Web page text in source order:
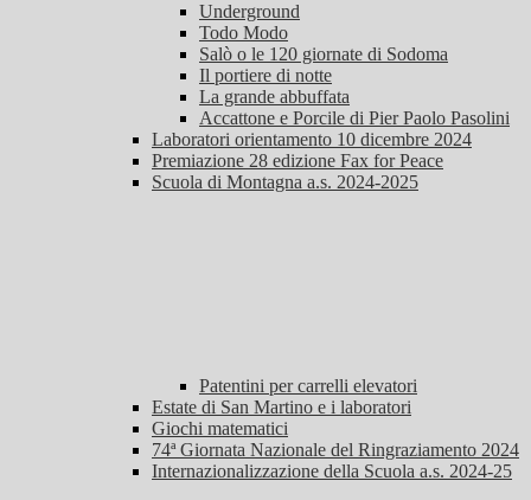
Underground
Todo Modo
Salò o le 120 giornate di Sodoma
Il portiere di notte
La grande abbuffata
Accattone e Porcile di Pier Paolo Pasolini
Laboratori orientamento 10 dicembre 2024
Premiazione 28 edizione Fax for Peace
Scuola di Montagna a.s. 2024-2025
Patentini per carrelli elevatori
Estate di San Martino e i laboratori
Giochi matematici
74ª Giornata Nazionale del Ringraziamento 2024
Internazionalizzazione della Scuola a.s. 2024-25